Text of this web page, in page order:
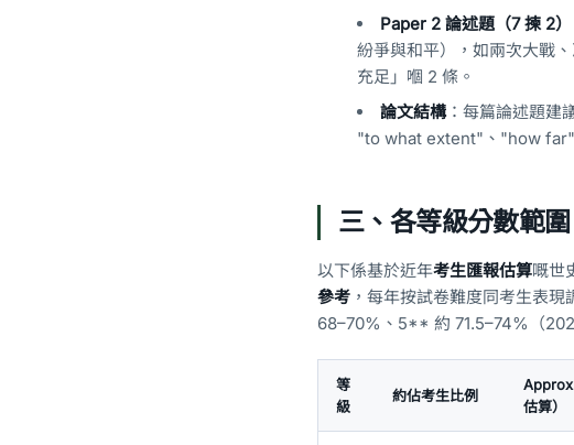
Paper 2 論述題（7 揀 2）
紛爭與和平），如兩次大戰
充足」嗰 2 條。
論文結構：每篇論述題建
"to what extent"、"how far"
三、各等級分數範
以下係基於近年考生匯報估算嘅世
參考 ，每年按試卷難度同考生表
68–70%、5** 約 71.5–74%（
等
級
約佔考生比例
估算）